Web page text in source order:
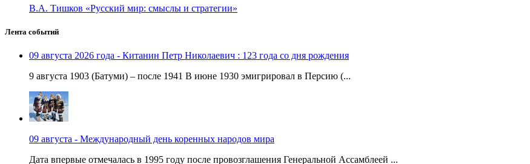
В.А. Тишков «Русский мир: смыслы и стратегии»
Лента событий
09 августа 2026 года - Китанин Петр Николаевич : 123 года со дня рождения
9 августа 1903 (Батуми) – после 1941 В июне 1930 эмигрировал в Персию (...
09 августа - Международный день коренных народов мира
Дата впервые отмечалась в 1995 году после провозглашения Генеральной Ассамблеей ...